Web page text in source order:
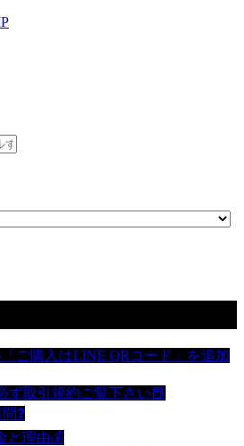
ご購入はLINE QRコード」を追加
ず取引規約ご覧下さい📕
❓
と理由💰